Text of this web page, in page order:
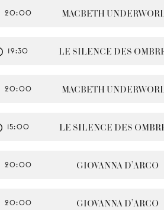
MACBETH
20:00
LE SILENCE DES
19:30
MACBETH
20:00
LE SILENCE DES
15:00
GIOVANNA D’ARCO
20:00
GIOVANNA D’ARCO
20:00